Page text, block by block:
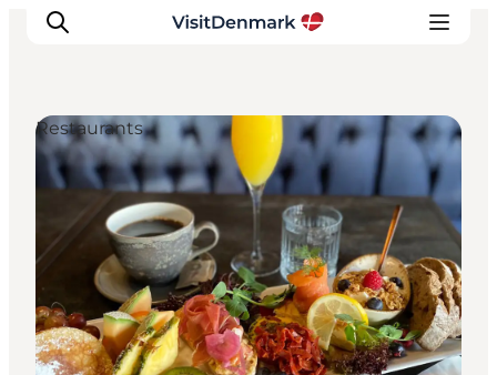
Inspirations
Destinations
Quoi faire
Hébergements
Planifiez votre voyage
Restaurants